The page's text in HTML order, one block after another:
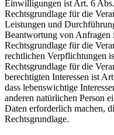
Einwilligungen ist Art. 6
Rechtsgrundlage für die
Leistungen und
Beantwortung von
Rechtsgrundlage für die
rechtlichen Verpflichtungen
Rechtsgrundlage für die
berechtigten Interessen ist
dass lebenswichtige
anderen natürlichen Person
Daten erforderlich machen,
Rechtsgrundlage.